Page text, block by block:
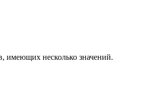
имеющих несколько значений.